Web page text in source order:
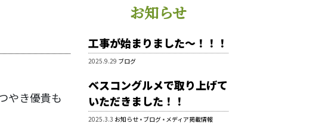
やき優貴も
お知らせ
工事が始まりました～！！！
2025.9.29 ブログ
ベスコングルメで取り上げて
いただきました！！
2025.3.3 お知らせ • ブログ • メディア掲載情報